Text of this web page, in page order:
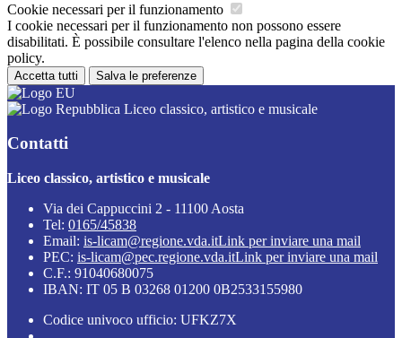
Cookie necessari per il funzionamento
I cookie necessari per il funzionamento non possono essere
disabilitati. È possibile consultare l'elenco nella pagina della cookie
policy.
Accetta tutti Salva le preferenze
Liceo classico, artistico e musicale
Contatti
Liceo classico, artistico e musicale
Via dei Cappuccini 2 - 11100 Aosta
Tel: 0165/45838
Email: is-licam@regione.vda.itLink per inviare una mail
PEC: is-licam@pec.regione.vda.itLink per inviare una mail
C.F.: 91040680075
IBAN: IT 05 B 03268 01200 0B2533155980
Codice univoco ufficio: UFKZ7X